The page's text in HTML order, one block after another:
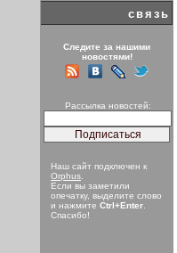
связь
Следите за нашими
новостями!
Рассылка новостей:
Наш сайт подключен к
Orphus
Если вы заметили
опечатку, выделите слово
и нажмите Ctrl+Enter
Спасибо!